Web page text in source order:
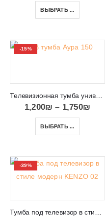
ВЫБРАТЬ ...
-15%
Телевизионная тумба универсальная RTV Aura 150
1,200₪ – 1,750₪
ВЫБРАТЬ ...
-39%